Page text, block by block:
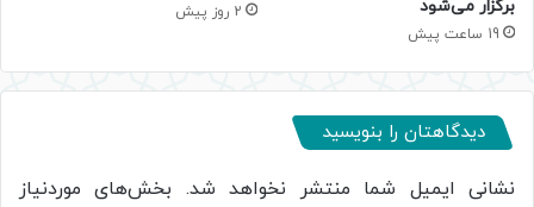
برگزار می‌شود
19 ساعت پیش
2 روز پیش
دیدگاهتان را بنویسید
نشانی ایمیل شما منتشر نخواهد شد. بخش‌های موردنیاز